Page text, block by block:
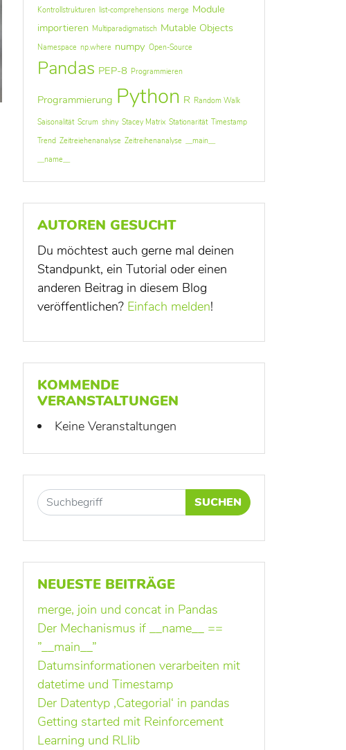
Kontrollstrukturen list-comprehensions merge Module
importieren Multiparadigmatisch Mutable Objects
Namespace np.where numpy Open-Source
Pandas PEP-8 Programmieren
Programmierung Python R Random Walk
Saisonalität Scrum shiny Stacey Matrix Stationarität Timestamp
Trend Zeitreiehenanalyse Zeitreihenanalyse __main__
__name__
AUTOREN GESUCHT
Du möchtest auch gerne mal deinen
Standpunkt, ein Tutorial oder einen
anderen Beitrag in diesem Blog
veröffentlichen? Einfach melden!
KOMMENDE
VERANSTALTUNGEN
Keine Veranstaltungen
SUCHEN
NEUESTE BEITRÄGE
merge, join und concat in Pandas
Der Mechanismus if __name__ ==
”__main__”
Datumsinformationen verarbeiten mit
datetime und Timestamp
Der Datentyp ‚Categorial‘ in pandas
Getting started mit Reinforcement
Learning und RLlib